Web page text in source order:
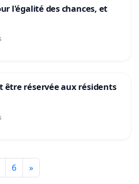
l'égalité des chances, et
être réservée aux résidents
6 »